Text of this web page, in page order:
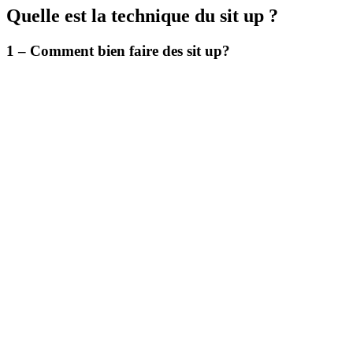
Quelle est la technique du sit up ?
1 – Comment bien faire des sit up?